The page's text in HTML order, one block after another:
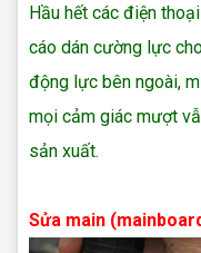
Hầu hết các điện
cáo dán cường lực
động lực bên ngoài,
mọi cảm giác mượt
sản xuất.
Sửa main